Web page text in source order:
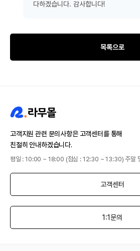
다하겠습니다. 감사합니다!
목록으로
고객지원 관련 문의사항은 고객센터를 통해
친절히 안내하겠습니다.
평일 : 10:00 ~ 18:00 (점심 : 12:30 ~ 13:30) 주말
고객센터
1:1문의